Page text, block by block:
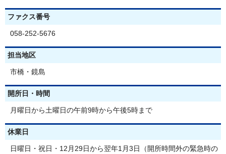
ファクス番号
058-252-5676
担当地区
市橋・鏡島
開所日・時間
月曜日から土曜日の午前9時から午後5時まで
休業日
日曜日・祝日・12月29日から翌年1月3日（開所時間外の緊急時の